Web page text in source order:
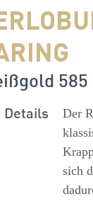
Details
Der
sich